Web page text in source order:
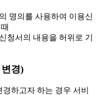
명의를 사용하여 이용신
청서의 내용을 허위로 기
경)
하고자 하는 경우 서비